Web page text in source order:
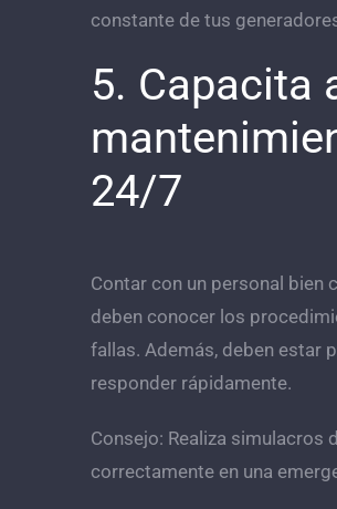
constante de tus
5. Capacita
24/7
Contar con un personal bien
deben conocer los
fallas. Además, deben estar
responder rápidamente.
Consejo: Realiza simulacros
correctamente en una